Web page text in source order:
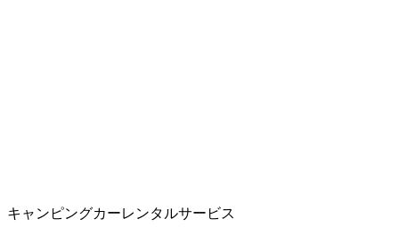
キャンピングカーレンタルサービス